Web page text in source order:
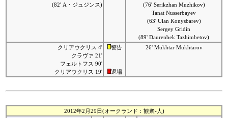
(82' A・ジュジンス)
(76' Serikzhan Muzhikov)
Tanat Nusserbayev
(63' Ulan Konysbarev)
Sergey Gridin
(89' Daurenbek Tazhimbetov)
クリアウクリス 4'
クラヴァ 21'
フェルトフス 90'
クリアウクリス 19'
警告
退場
26' Mukhtar Mukhtarov
2012年2月29日(オークランド：観衆-人)